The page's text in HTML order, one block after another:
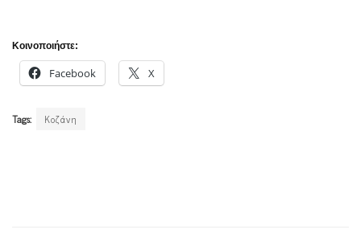
Κοινοποιήστε:
Facebook X
Tags: Κοζάνη